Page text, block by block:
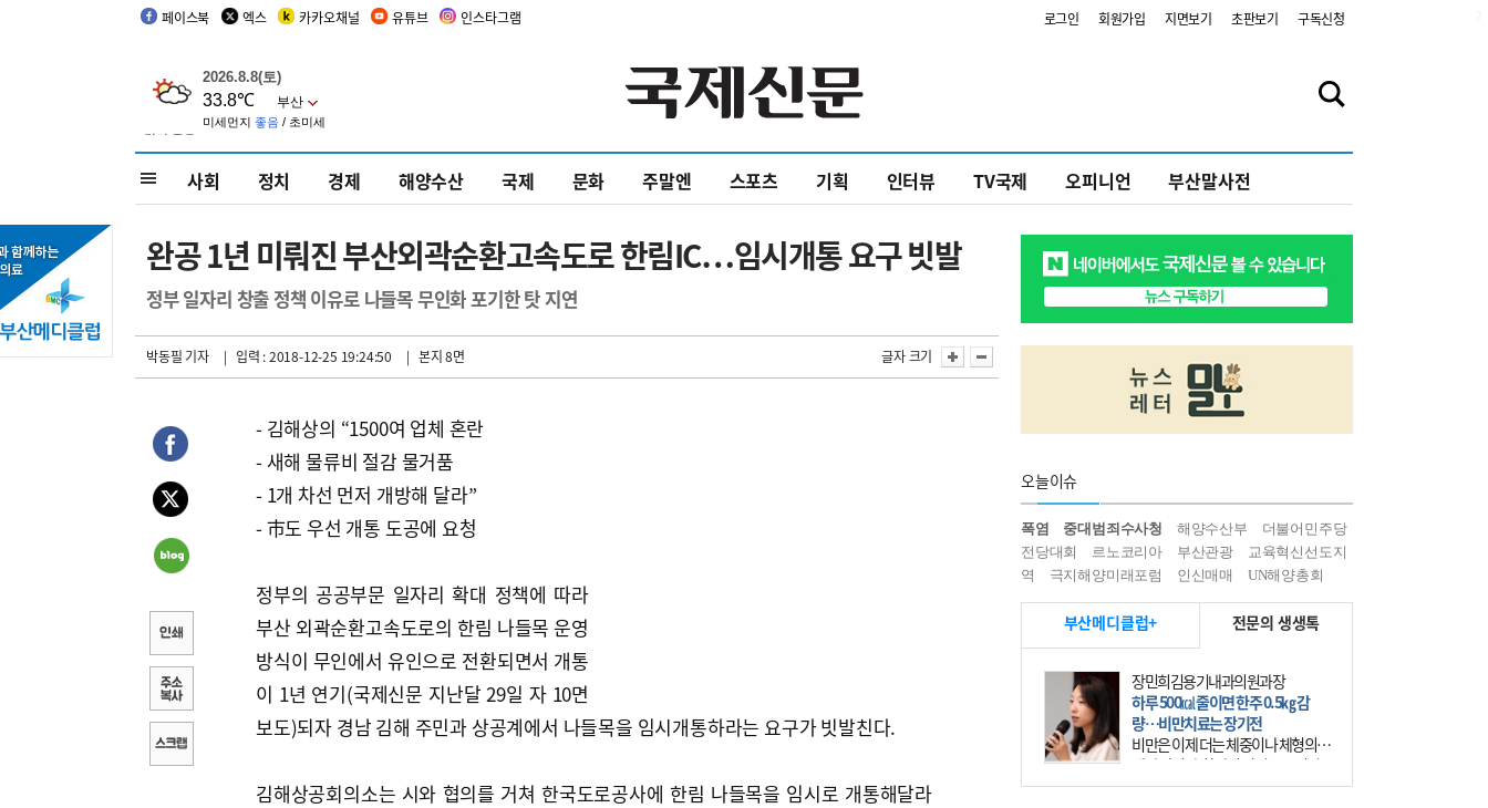
페이스북 엑스 카카오채널 유튜브 인스타그램 로그인 회원가입 지면보기 초판보기 구독신청
사회 정치 경제 해양수산 국제 문화 주말엔 스포츠 기획 인터뷰 TV국제 오피니언 부산말사전
완공 1년 미뤄진 부산외곽순환고속도로 한림IC…임시개통 요구 빗발
정부 일자리 창출 정책 이유로 나들목 무인화 포기한 탓 지연
박동필 기자 | 입력 : 2018-12-25 19:24:50 | 본지 8면 글자 크기
- 김해상의 “1500여 업체 혼란
- 새해 물류비 절감 물거품
- 1개 차선 먼저 개방해 달라”
- 市도 우선 개통 도공에 요청
정부의 공공부문 일자리 확대 정책에 따라
부산 외곽순환고속도로의 한림 나들목 운영
방식이 무인에서 유인으로 전환되면서 개통
이 1년 연기(국제신문 지난달 29일 자 10면
보도)되자 경남 김해 주민과 상공계에서 나들목을 임시개통하라는 요구가 빗발친다.
김해상공회의소는 시와 협의를 거쳐 한국도로공사에 한림 나들목을 임시로 개통해달라
오늘이슈
폭염 중대범죄수사청 해양수산부
더불어민주당
전당대회
르노코리아 부산관광
교육혁신선도지
역
극지해양미래포럼 인신매매 UN해양총회
부산메디클럽+ 전문의 생생톡
장민희김용기내과의원과장
하루 500㎉ 줄이면 한주 0.5㎏ 감
량…비만치료는 장기전
비만은 이제 더는 체중이나 체형의 문
제가 아니다. 하나의 질병으로 인지
하고 치료와 관리를 해야 한다. 세계